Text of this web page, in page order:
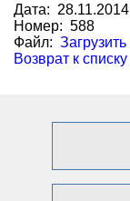
Дата: 28.11.2014
Номер: 588
Файл: Загрузить
Возврат к списку